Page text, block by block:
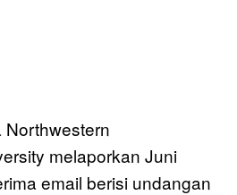
melaporkan Juni
email berisi undangan